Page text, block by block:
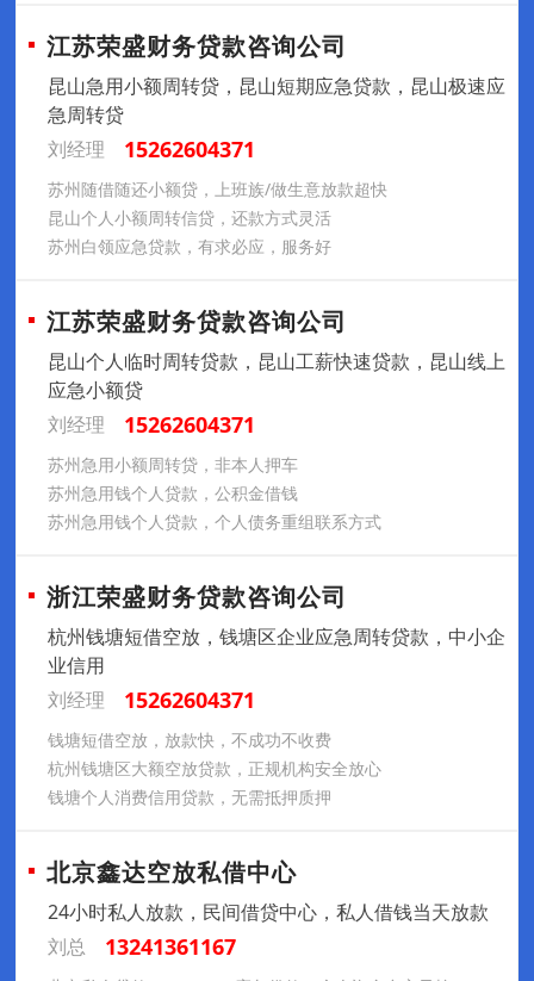
江苏荣盛财务贷款咨询公司
昆山急用小额周转贷，昆山短期应急贷款，昆山极速应
急周转贷
刘经理
15262604371
苏州随借随还小额贷，上班族/做生意放款超快
昆山个人小额周转信贷，还款方式灵活
苏州白领应急贷款，有求必应，服务好
江苏荣盛财务贷款咨询公司
昆山个人临时周转贷款，昆山工薪快速贷款，昆山线上
应急小额贷
刘经理
15262604371
苏州急用小额周转贷，非本人押车
苏州急用钱个人贷款，公积金借钱
苏州急用钱个人贷款，个人债务重组联系方式
浙江荣盛财务贷款咨询公司
杭州钱塘短借空放，钱塘区企业应急周转贷款，中小企
业信用
刘经理
15262604371
钱塘短借空放，放款快，不成功不收费
杭州钱塘区大额空放贷款，正规机构安全放心
钱塘个人消费信用贷款，无需抵押质押
北京鑫达空放私借中心
24小时私人放款，民间借贷中心，私人借钱当天放款
刘总
13241361167